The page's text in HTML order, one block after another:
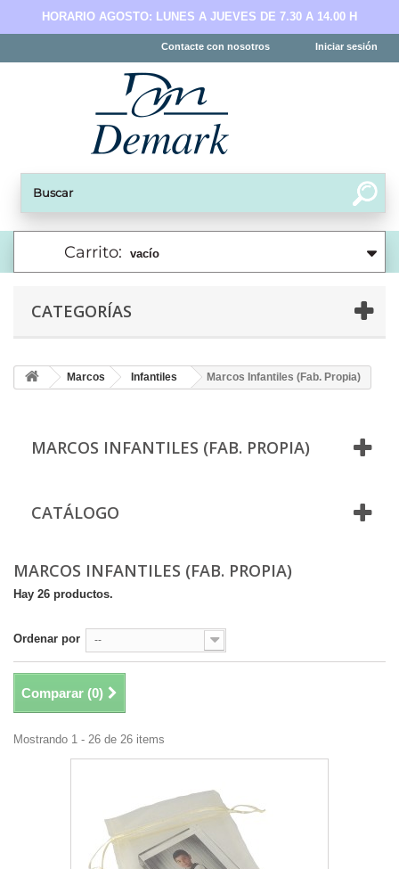
HORARIO AGOSTO: LUNES A JUEVES DE 7.30 A 14.00 H
Iniciar sesión
Contacte con nosotros
Carrito: vacío
CATEGORÍAS
Marcos Infantiles Marcos Infantiles (Fab. Propia)
MARCOS INFANTILES (FAB. PROPIA)
CATÁLOGO
MARCOS INFANTILES (FAB. PROPIA)
Hay 26 productos.
Ordenar por --
Comparar (0)
Mostrando 1 - 26 de 26 items